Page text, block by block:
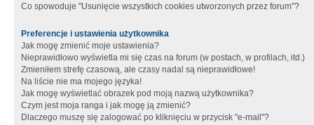
Co spowoduje "Usunięcie wszystkich cookies utworzonych przez forum"?
Preferencje i ustawienia użytkownika
Jak mogę zmienić moje ustawienia?
Nieprawidłowo wyświetla mi się czas na forum (w postach, w profilach, itd.)
Zmieniłem strefę czasową, ale czasy nadal są nieprawidłowe!
Na liście nie ma mojego języka!
Jak mogę wyświetlać obrazek pod moją nazwą użytkownika?
Czym jest moja ranga i jak mogę ją zmienić?
Dlaczego muszę się zalogować po kliknięciu w przycisk "e-mail"?